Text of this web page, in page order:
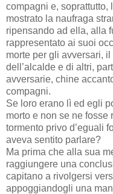
compagni e,
mostrato la naufraga
ripensando ad ella, alla
rappresentato ai suoi
morte per gli avversari,
dell’alcalde e di altri,
avversarie, chine
compagni.
Se loro erano lì ed egli
morto e non se ne fosse
tormento privo d’eguali
aveva sentito parlare?
Ma prima che alla sua
raggiungere una
capitano a rivolgersi
appoggiandogli una